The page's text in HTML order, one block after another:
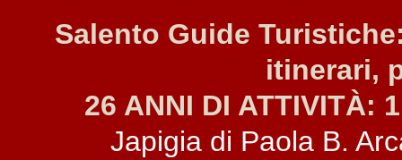
Salento Guide
itinerari,
26 ANNI DI ATTIVITÀ:
Japigia di Paola B.